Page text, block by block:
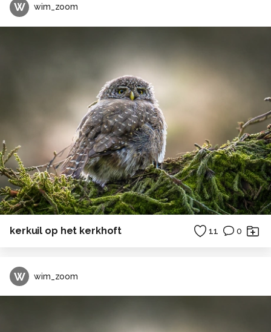
W wim_zoom
kerkuil op het kerkhoft 11 0
W wim_zoom